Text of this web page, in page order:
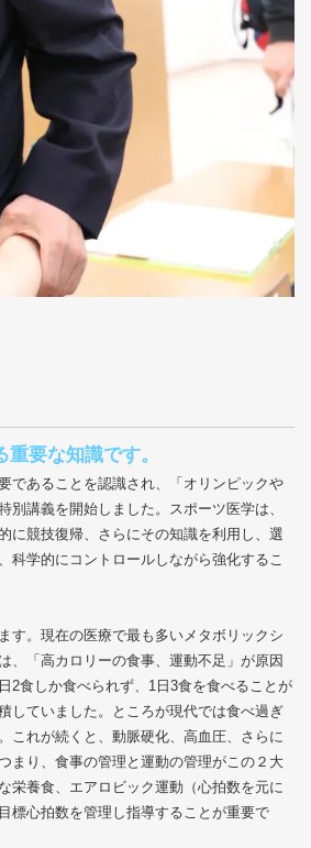
要な知識です。
であることを認識され、「オリンピックや
講義を開始しました。スポーツ医学は、
に競技復帰、さらにその知識を利用し、選
科学的にコントロールしながら強化するこ
す。現在の医療で最も多いメタボリックシ
、「高カロリーの食事、運動不足」が原因
2食しか食べられず、1日3食を食べることが
していました。ところが現代では食べ過ぎ
これが続くと、動脈硬化、高血圧、さらに
まり、食事の管理と運動の管理がこの２大
栄養食、エアロビック運動（心拍数を元に
標心拍数を管理し指導することが重要で